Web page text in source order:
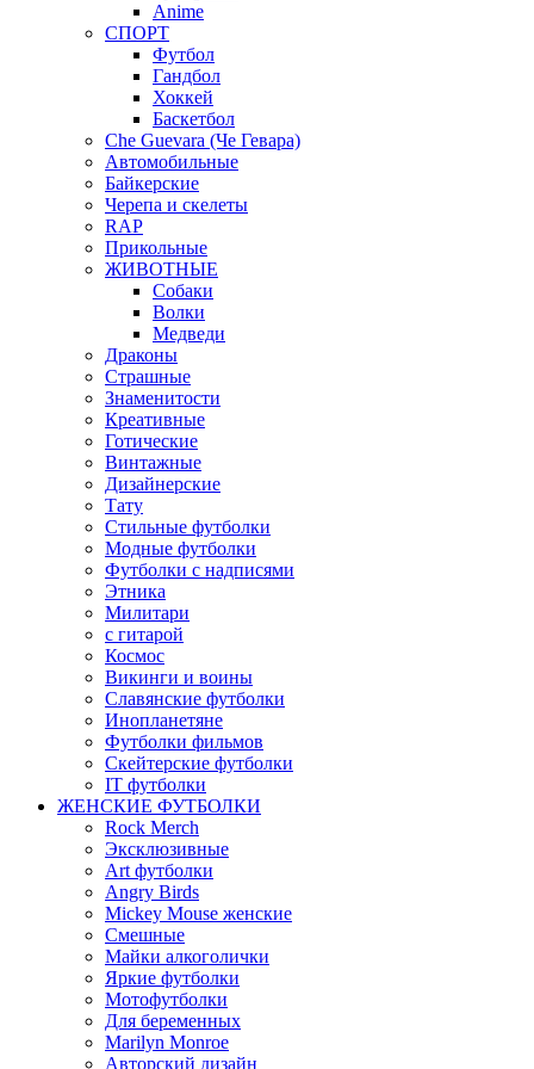
Anime
СПОРТ
Футбол
Гандбол
Хоккей
Баскетбол
Che Guevara (Че Гевара)
Автомобильные
Байкерские
Черепа и скелеты
RAP
Прикольные
ЖИВОТНЫЕ
Собаки
Волки
Медведи
Драконы
Страшные
Знаменитости
Креативные
Готические
Винтажные
Дизайнерские
Тату
Стильные футболки
Модные футболки
Футболки с надписями
Этника
Милитари
с гитарой
Космос
Викинги и воины
Славянские футболки
Инопланетяне
Футболки фильмов
Скейтерские футболки
IT футболки
ЖЕНСКИЕ ФУТБОЛКИ
Rock Merch
Эксклюзивные
Art футболки
Angry Birds
Mickey Mouse женские
Смешные
Майки алкоголички
Яркие футболки
Мотофутболки
Для беременных
Marilyn Monroe
Авторский дизайн